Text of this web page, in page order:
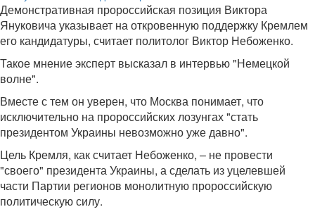
Демонстративная пророссийская позиция Виктора
Януковича указывает на откровенную поддержку Кремлем
его кандидатуры, считает политолог Виктор Небоженко.
Такое мнение эксперт высказал в интервью "Немецкой
волне".
Вместе с тем он уверен, что Москва понимает, что
исключительно на пророссийских лозунгах "стать
президентом Украины невозможно уже давно".
Цель Кремля, как считает Небоженко, – не провести
"своего" президента Украины, а сделать из уцелевшей
части Партии регионов монолитную пророссийскую
политическую силу.